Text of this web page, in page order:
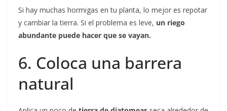
Si hay muchas hormigas en tu planta, lo mejor es repotar
y cambiar la tierra. Si el problema es leve, un riego
abundante puede hacer que se vayan.
6. Coloca una barrera
natural